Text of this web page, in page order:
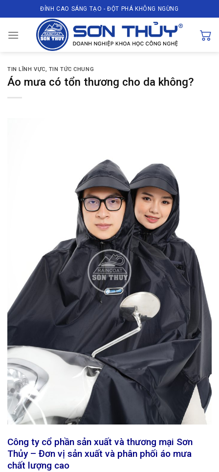
to
content
ĐỈNH CAO SÁNG TẠO - ĐỘT PHÁ KHÔNG NGỪNG
TIN LĨNH VỰC, TIN TỨC CHUNG
Áo mưa có tổn thương cho da không?
Công ty cổ phần sản xuất và thương mại Sơn
Thủy – Đơn vị sản xuất và phân phối áo mưa
chất lượng cao